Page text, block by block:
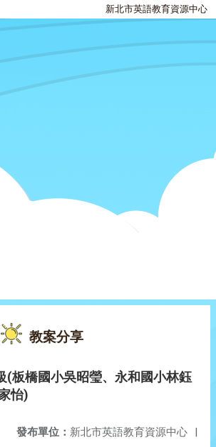
新北市英語教育資源中心
教案分享
(板橋國小吳昭瑩、永和國小林鈺
怡)
發布單位： 新北市英語教育資源中心 |